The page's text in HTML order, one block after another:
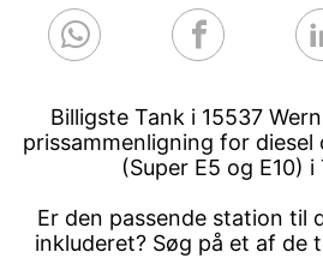
Billigste Tank i 15537
prissammenligning for diesel
(Super E5 og E10) i
Er den passende station
inkluderet? Søg på et af de